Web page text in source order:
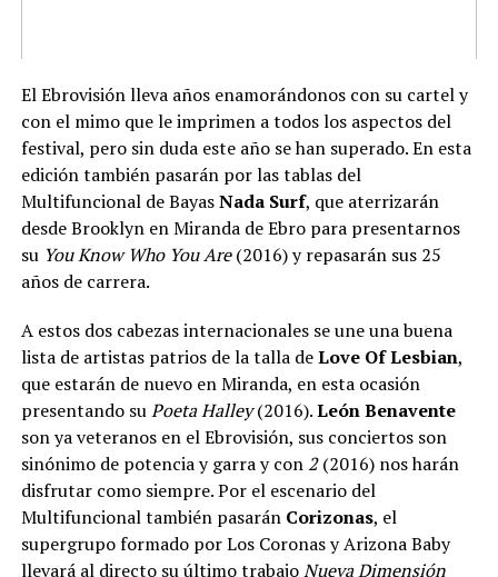
El Ebrovisión lleva años enamorándonos con su cartel y
con el mimo que le imprimen a todos los aspectos del
festival, pero sin duda este año se han superado. En esta
edición también pasarán por las tablas del
Multifuncional de BayasNada Surf, que aterrizarán
desde Brooklyn en Miranda de Ebro para presentarnos
su You Know Who You Are(2016) y repasarán sus 25
años de carrera.
A estos dos cabezas internacionales se une una buena
lista de artistas patrios de la talla deLove Of Lesbian,
que estarán de nuevo en Miranda, en esta ocasión
presentando suPoeta Halley(2016).León Benavente
son ya veteranos en el Ebrovisión, sus conciertos son
sinónimo de potencia y garra y con 2(2016) nos harán
disfrutar como siempre. Por el escenario del
Multifuncional también pasarán Corizonas, el
supergrupo formado por Los Coronas y Arizona Baby
llevará al directo su último trabajoNueva Dimensión